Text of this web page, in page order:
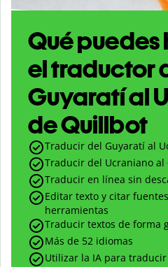
Qué
el traductor
Guyaratí al
de Quillbot
Traducir del Guyaratí al
Traducir del Ucraniano al
Traducir en línea sin
Editar texto y citar
herramientas
Traducir textos de forma
Más de 52 idiomas
Utilizar la IA para